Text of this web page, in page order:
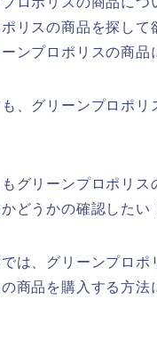
リスの商品を探し
ンプロポリスの商品
、グリーンプロポ
グリーンプロポリ
どうかの確認した
は、グリーンプロ
商品を購入する方